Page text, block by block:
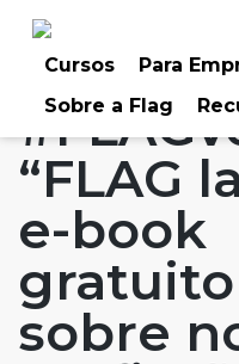
Cursos Para
Sobre a Flag
“FLAG
e-book
gratuito
sobre